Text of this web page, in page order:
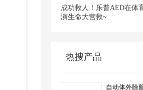
成功救人！乐普AED在体
演生命大营救~
热搜产品
自动体外除